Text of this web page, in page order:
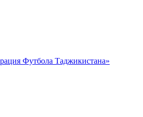
Футбола Таджикистана»